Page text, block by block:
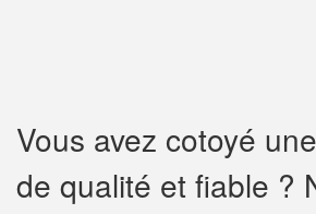
Vous avez cotoyé
de qualité et fiable ?